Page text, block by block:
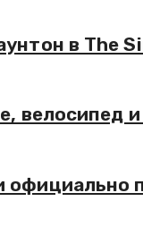
в The
велосипед